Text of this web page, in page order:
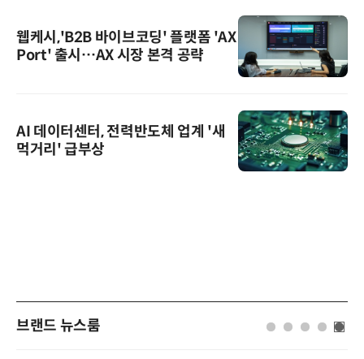
웹케시,'B2B 바이브코딩' 플랫폼 'AX
Port' 출시…AX 시장 본격 공략
AI 데이터센터, 전력반도체 업계 '새
먹거리' 급부상
브랜드 뉴스룸